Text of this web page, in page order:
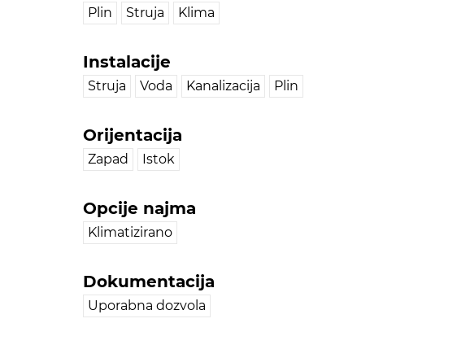
Plin Struja Klima
Instalacije
Struja Voda Kanalizacija Plin
Orijentacija
Zapad Istok
Opcije najma
Klimatizirano
Dokumentacija
Uporabna dozvola